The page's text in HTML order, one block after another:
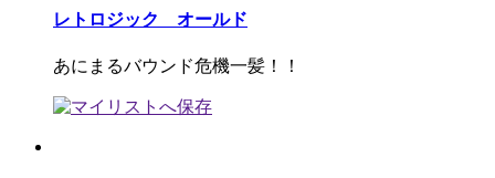
レトロジック オールド
あにまるバウンド危機一髪！！